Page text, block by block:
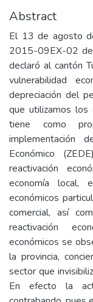
Abstract
El 13 de agosto
2015-09EX-02
declaró al cantón
vulnerabilidad
depreciación del
que utilizamos los
tiene como
implementación
Económico
reactivación
economía local,
económicos
comercial, así
reactivación
económicos se
la provincia,
sector que
En efecto la